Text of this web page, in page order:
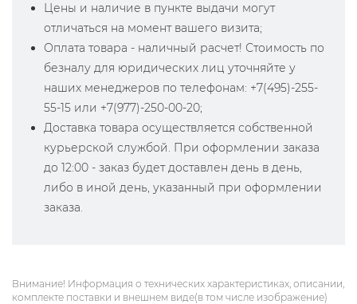
Цены и наличие в пункте выдачи могут
отличаться на момент вашего визита;
Оплата товара - наличный расчет! Стоимость по
безналу для юридических лиц уточняйте у
наших менеджеров по телефонам: +7(495)-255-
55-15 или +7(977)-250-00-20;
Доставка товара осуществляется собственной
курьерской службой. При оформлении заказа
до 12:00 - заказ будет доставлен день в день,
либо в иной день, указанный при оформлении
заказа.
Внимание! Информация о технических характеристиках, описании,
комплекте поставки и внешнем виде(в том числе изображение)